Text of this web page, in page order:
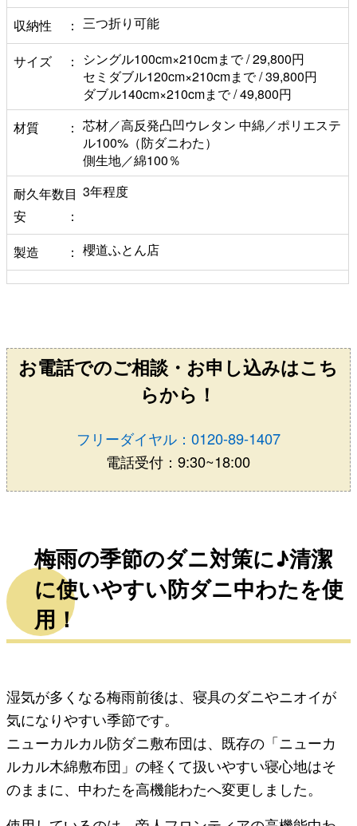
収納性 三つ折り可能
サイズ
シングル100cm×210cmまで / 29,800円
セミダブル120cm×210cmまで / 39,800円
ダブル140cm×210cmまで / 49,800円
材質
芯材／高反発凸凹ウレタン 中綿／ポリエステ
ル100%（防ダニわた）
側生地／綿100％
耐久年数目
安
3年程度
製造 櫻道ふとん店
お電話でのご相談・お申し込みはこち
らから！
フリーダイヤル：0120-89-1407
電話受付：9:30~18:00
梅雨の季節のダニ対策に♪清潔
に使いやすい防ダニ中わたを使
用！
湿気が多くなる梅雨前後は、寝具のダニやニオイが
気になりやすい季節です。
ニューカルカル防ダニ敷布団は、既存の「ニューカ
ルカル木綿敷布団」の軽くて扱いやすい寝心地はそ
のままに、中わたを高機能わたへ変更しました。